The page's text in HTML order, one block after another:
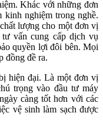
Khác với những đơn
kinh nghiệm trong nghề.
lượng cho một đơn vị
vấn cung cấp dịch vụ
quyền lợi đôi bên. Mọi
đồng đề ra.
hiện đại. Là một đơn vị
trọng vào đầu tư máy
càng tốt hơn với các
vệ sinh làm sạch được